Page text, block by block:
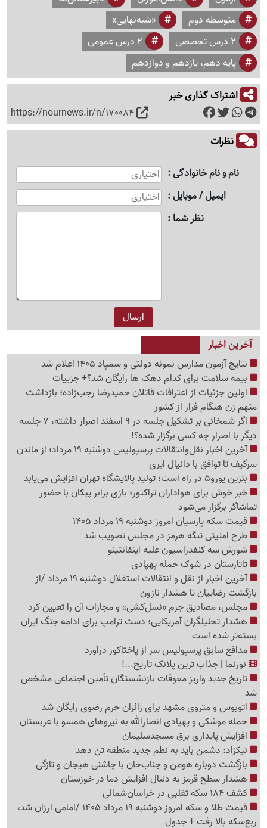
متوسطه دوم
«شبه‌نهایی»
2 درس تخصصی
2 درس عمومی
پایه دهم، یازدهم و دوازدهم
اشتراک گذاری خبر
https://nournews.ir/n/170084
نظرات
نام و نام خانوادگی
ایمیل / موبایل
نظر شما
آخرین اخبار
نتایج آزمون مدارس نمونه دولتی و سمپاد 1405 اعلام شد
بیمه سلامت برای کدام دهک ها رایگان شد؟+ جزییات
اولین جزئیات از اعترافات قاتلان حمیدرضا رجب‌زاده؛ بازداشت
متهم زن هنگام فرار از کشور
اگر شمخانی بر تشکیل جلسه در 9 اسفند اصرار داشته، 7 جلسه
دیگر با اصرار چه کسی برگزار شده؟!
آخرین اخبار نقل‌وانتقالات پرسپولیس دوشنبه 19 مرداد؛ از ماندن
سرگیف تا توافق با دانیال ایری
بنزین یورو5 در راه است؛ تولید پالایشگاه تهران افزایش می‌یابد
خبر خوش برای هواداران تراکتور؛ بازی برابر پیکان با حضور
تماشاگر برگزار می‌شود
قیمت سکه پارسیان امروز دوشنبه 19 مرداد 1405
طرح امنیتی تنگه هرمز در مجلس تصویب شد
شورش سه کنفدراسیون علیه اینفانتینو
تاتارستان در شوک حمله پهپادی
آخرین اخبار از نقل‌ و انتقالات استقلال دوشنبه 19 مرداد /از
بازگشت رضاییان تا هشدار نازون
مجلس، مصادیق جرم «نسل‌کشی» و مجازات آن را تعیین کرد
هشدار تحلیلگران آمریکایی؛ دست ترامپ برای ادامه جنگ ایران
بسته‌تر شده است
مدافع سابق پرسپولیس سر از پاختاکور درآورد
نورنما | جذاب ترین پلانک تاریخ...!
تاریخ جدید واریز معوقات بازنشستگان تأمین اجتماعی مشخص
شد
اتوبوس و متروی مشهد برای زائران حرم رضوی رایگان شد
حمله موشکی و پهپادی انصارالله به نیروهای همسو با عربستان
افزایش پایداری برق مسجدسلیمان
نیکزاد: دشمن باید به نظم جدید منطقه تن دهد
بازگشت دوباره هومن و جناب‌خان با چاشنی هیجان و تازگی
هشدار سطح قرمز به دنبال افزایش دما در خوزستان
کشف 184 سکه تقلبی در خراسان‌شمالی
قیمت طلا و سکه امروز دوشنبه 19 مرداد 1405 /امامی ارزان شد،
ربع‌سکه بالا رفت + جدول